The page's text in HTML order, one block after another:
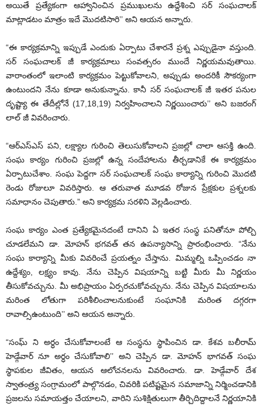
అయితే ప్రత్యేకంగా ఆహ్వానించిన ప్రముఖులను ఉద్దేశించి సర్ సంఘచాలక్
మాట్లాడటం మాత్రం ఇదే మొదటిసారి’’ అని ఆయన అన్నారు.
“ఈ కార్యక్రమాన్ని ఇప్పుడే ఎందుకు ఏర్పాటు చేశారనే ప్రశ్న ఎప్పుడైనా వస్తుంది.
సర్ సంఘచాలక్ జీ కార్యక్రమాలు సంవత్సరం ముందే నిర్ణయమవుతాయి.
వారాంతంలో ఇలాంటి కార్యక్రమం పెట్టుకోవాలని, అప్పుడు అందరికీ సౌకర్యంగా
ఉంటుందని నేను కూడా అనుకున్నాను. కానీ సర్ సంఘచాలక్ జీ ఇతర పనుల
దృష్ట్యా ఈ తేదీల్లోనే (17,18,19) నిర్వహించాలని నిర్ణయించారు’’ అని బజరంగ్
లాల్ జీ వివరించారు.
“ఆర్ఎస్ఎస్ పని, లక్ష్యాల గురించి తెలుసుకోవాలని ప్రజల్లో చాలా ఆసక్తి ఉంది.
సంఘ కార్యం గురించి ప్రజల్లో ఉన్న సందేహాలను తీర్చడానికే ఈ కార్యక్రమం
ఏర్పాటుచేశాం. సంఘ పెద్దగా సర్ సంఘచాలక్ సంఘ కార్యాన్ని గురించి మొదటి
రెండు రోజులూ వివరిస్తారు. ఆ తరువాత మూడవ రోజున ప్రేక్షకుల ప్రశ్నలకు
సమాధానం చెపుతారు.” అని కార్యక్రమ సరళిని వెల్లడించారు.
సంఘ కార్యం ఎంత ప్రత్యేకమైనదంటే దానిని ఏ ఇతర సంస్థ పనితోనూ పోల్చి
చూడలేమని డా. మోహన్ భగవత్ తన ఉపన్యాసాన్ని ప్రారంభించారు. “నేను
సంఘ కార్యాన్ని మీకు వివరించే ప్రయత్నం చేస్తాను. మిమ్మల్ని ఒప్పించడం నా
ఉద్దేశ్యం, లక్ష్యం కావు. నేను చెప్పిన విషయాన్ని బట్టి మీరు మీ నిర్ణయం
తీసుకోవచ్చును. మీ అభిప్రాయం ఏర్పరచుకోవచ్చును. నేను చెప్పిన విషయాలను
మరింత లోతుగా పరిశీలించాలనుకుంటే సంఘానికి మరింత దగ్గరగా
రావాల్సిఉంటుంది’’ అని ఆయన అన్నారు.
“సంఘ్ ని అర్ధం చేసుకోవాలంటే ఆ సంస్థను స్థాపించిన డా. కేశవ బలీరామ్
హెడ్గేవార్ నూ అర్ధం చేసుకోవాలి’’ అని చెప్పిన డా. మోహన్ భాగవత్ సంఘ
స్థాపకుల జీవితం, ఆయన ఆలోచనలను వివరించారు. డా. హెడ్గేవార్ దేశ
స్వాతంత్ర్య సంగ్రామంలో పాల్గొనడం, చివరికి పటిష్టమైన సమాజాన్ని నిర్మించడానికి
ప్రజలను సమాయత్తం చేయాలని, వారిని సుశిక్షితులుగా తీర్చిదిద్దాలనే నిర్ణయానికి